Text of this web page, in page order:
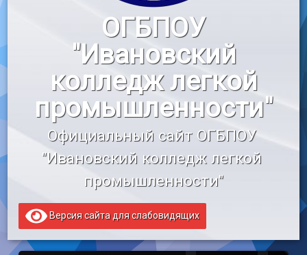
«Профессионалы»
«Профессионалитет»
Образовательный кредит
ОГБПОУ
"Ивановский
колледж легкой
промышленности"
Официальный сайт ОГБПОУ
"Ивановский колледж легкой
промышленности"
Версия сайта для слабовидящих